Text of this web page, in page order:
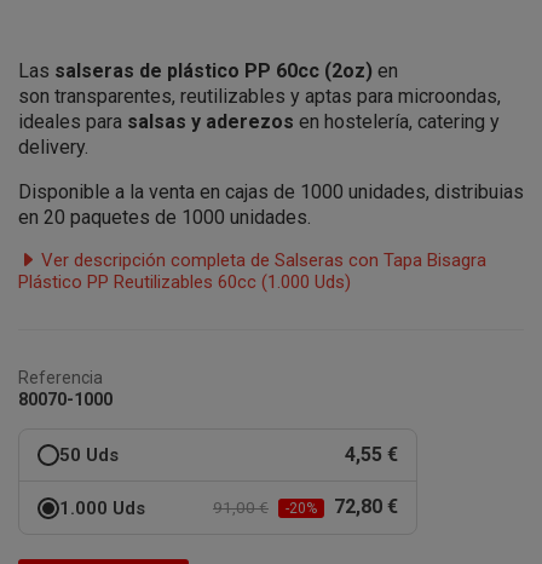
Las salseras de plástico PP 60cc (2oz) en
son transparentes, reutilizables y aptas para microondas,
ideales para salsas y aderezos en hostelería, catering y
delivery.
Disponible a la venta en cajas de 1000 unidades, distribuias
en 20 paquetes de 1000 unidades.
Ver descripción completa de Salseras con Tapa Bisagra
Plástico PP Reutilizables 60cc (1.000 Uds)
Referencia
80070-1000
50 Uds 4,55 €
1.000 Uds 91,00 € -20% 72,80 €